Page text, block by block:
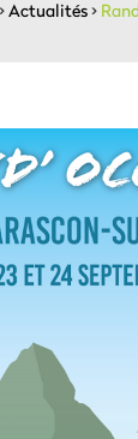
>Actualités>